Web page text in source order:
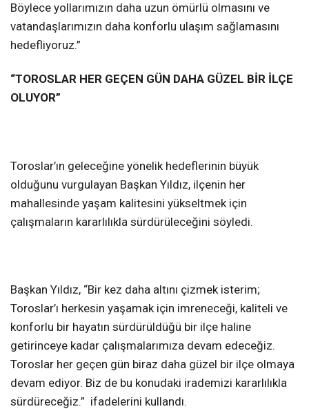
Böylece yollarımızın daha uzun ömürlü olmasını ve
vatandaşlarımızın daha konforlu ulaşım sağlamasını
hedefliyoruz.”
“TOROSLAR HER GEÇEN GÜN DAHA GÜZEL BİR İLÇE
OLUYOR”
Toroslar’ın geleceğine yönelik hedeflerinin büyük
olduğunu vurgulayan Başkan Yıldız, ilçenin her
mahallesinde yaşam kalitesini yükseltmek için
çalışmaların kararlılıkla sürdürüleceğini söyledi.
Başkan Yıldız, “Bir kez daha altını çizmek isterim;
Toroslar’ı herkesin yaşamak için imreneceği, kaliteli ve
konforlu bir hayatın sürdürüldüğü bir ilçe haline
getirinceye kadar çalışmalarımıza devam edeceğiz.
Toroslar her geçen gün biraz daha güzel bir ilçe olmaya
devam ediyor. Biz de bu konudaki irademizi kararlılıkla
sürdüreceğiz.” ifadelerini kullandı.